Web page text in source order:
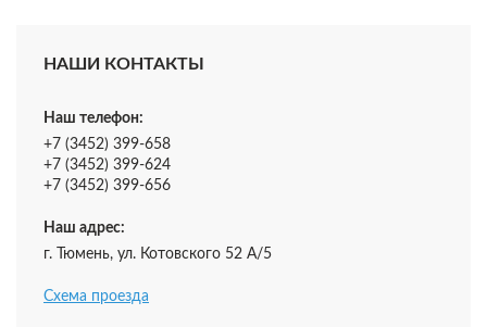
НАШИ КОНТАКТЫ
Наш телефон:
+7 (3452) 399-658
+7 (3452) 399-624
+7 (3452) 399-656
Наш адрес:
г. Тюмень, ул. Котовского 52 А/5
Схема проезда